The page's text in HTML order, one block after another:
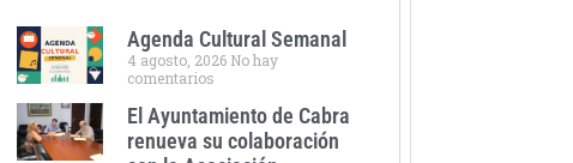
Agenda Cultural Semanal
4 agosto, 2026 No hay
comentarios
El Ayuntamiento de Cabra
renueva su colaboración